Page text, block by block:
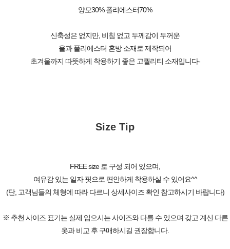
양모30% 폴리에스터70%
신축성은 없지만, 비침 없고 두께감이 두꺼운
울과 폴리에스터 혼방 소재로 제작되어
초겨울까지 따뜻하게 착용하기 좋은 고퀄리티 소재입니다-
Size Tip
FREE size 로 구성 되어 있으며,
여유감 있는 일자 핏으로 편안하게 착용하실 수 있어요^^
(단, 고객님들의 체형에 따라 다르니 상세사이즈 확인 참고하시기 바랍니다)
※ 추천 사이즈 표기는 실제 입으시는 사이즈와 다를 수 있으며 갖고 계신 다른
옷과 비교 후 구매하시길 권장합니다.